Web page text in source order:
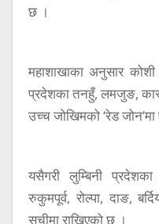
छ ।
महाशाखाका अनुसार
प्रदेशका तनहुँ, लमजुङ,
उच्च जोखिमको ‘रेड
यसैगरी लुम्बिनी प्रदेशका
रुकुमपूर्व, रोल्पा, दाङ,
सूचीमा राखिएको छ ।